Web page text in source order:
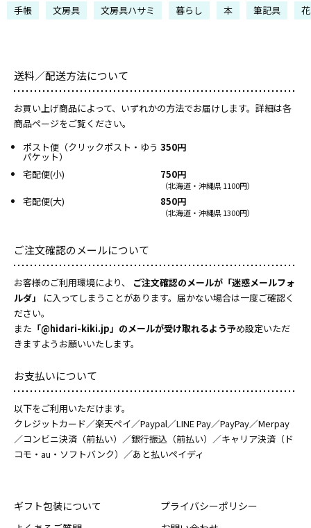
手帳
文房具 文房具ハサミ 暮らし 本 筆記具
送料／配送方法について
お買い上げ商品によって、いずれかの方法でお届けします。詳細は各
商品ページをご覧ください。
ポスト便（クリックポスト・ゆう
パケット）
350円
宅配便(小) 750円
（北海道・沖縄県 1100円）
宅配便(大) 850円
（北海道・沖縄県 1300円）
ご注文確認のメールについて
お客様のご利用環境により、
ご注文確認のメールが「迷惑メールフォ
ルダ」
に入ってしまうことがあります。届かない場合は一度ご確認く
ださい。
また 「@hidari-kiki.jp」のメールが受け取れるよう予め設定いただ
きますようお願いいたします。
お支払いについて
以下をご利用いただけます。
クレジットカード／楽天ペイ／Paypal／LINE Pay／PayPay／Merpay
／コンビニ決済（前払い）／銀行振込（前払い）／キャリア決済（ド
コモ・au・ソフトバンク）／あと払いペイディ
ギフト包装について
プライバシーポリシー